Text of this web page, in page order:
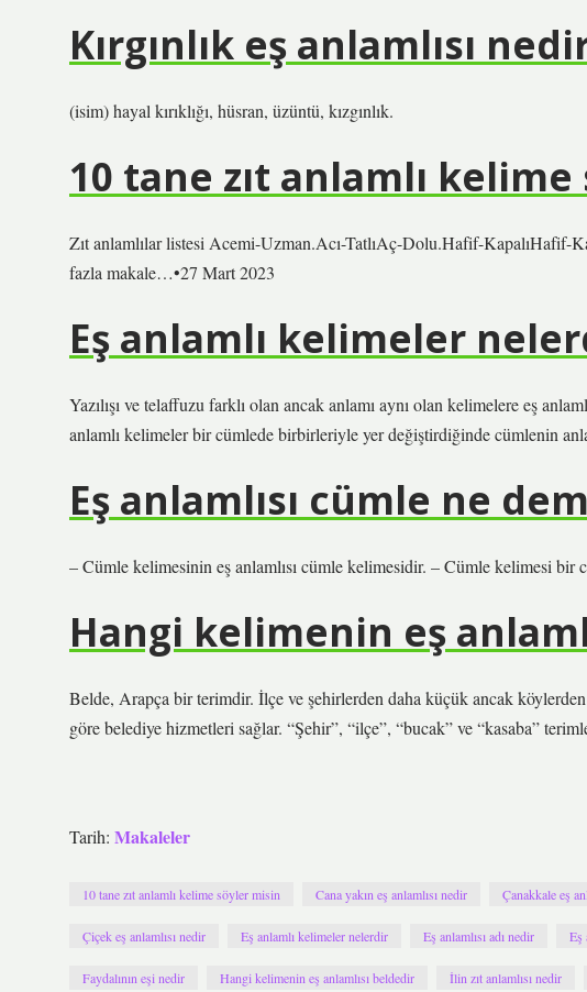
Kırgınlık eş anlamlısı
(isim) hayal kırıklığı, hüsran, üzüntü, kızgınlık.
10 tane zıt anlamlı
Zıt anlamlılar listesi Acemi-Uzman.Acı-TatlıAç-Dolu.Hafif-KapalıHafif-
fazla makale…•27 Mart 2023
Eş anlamlı kelimeler
Yazılışı ve telaffuzu farklı olan ancak anlamı aynı olan kelimelere eş
anlamlı kelimeler bir cümlede birbirleriyle yer değiştirdiğinde cümlenin
Eş anlamlısı cümle ne
– Cümle kelimesinin eş anlamlısı cümle kelimesidir. – Cümle kelimesi bir
Hangi kelimenin eş
Belde, Arapça bir terimdir. İlçe ve şehirlerden daha küçük ancak
göre belediye hizmetleri sağlar. “Şehir”, “ilçe”, “bucak” ve “kasaba”
Tarih: Makaleler
10 tane zıt anlamlı kelime söyler misin Cana yakın eş anlamlısı nedir Çanakkale eş
Çiçek eş anlamlısı nedir Eş anlamlı kelimeler nelerdir Eş anlamlısı adı nedir Eş
Faydalının eşi nedir Hangi kelimenin eş anlamlısı beldedir İlin zıt anlamlısı nedir